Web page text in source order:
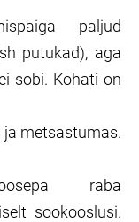
paljud
putukad), aga
sobi. Kohati on
metsastumas.
raba
sookooslusi.